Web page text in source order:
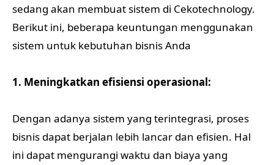
sedang akan membuat sistem di Cekotechnology.
Berikut ini, beberapa keuntungan menggunakan
sistem untuk kebutuhan bisnis Anda
1. Meningkatkan efisiensi operasional:
Dengan adanya sistem yang terintegrasi, proses
bisnis dapat berjalan lebih lancar dan efisien. Hal
ini dapat mengurangi waktu dan biaya yang